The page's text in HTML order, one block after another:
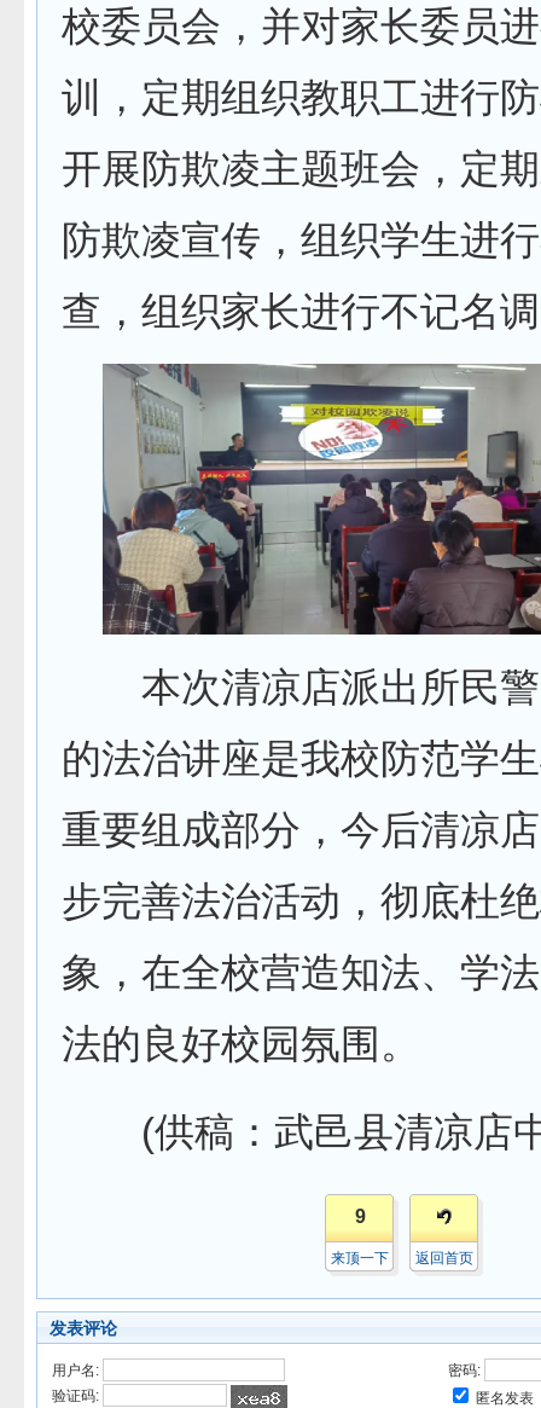
校委员会，并对家长委员
训，定期组织教职工进行
开展防欺凌主题班会，定
防欺凌宣传，组织学生进
查，组织家长进行不记名
本次清凉店派出所民警
的法治讲座是我校防范学
重要组成部分，今后清凉
步完善法治活动，彻底杜
象，在全校营造知法、学
法的良好校园氛围。
(供稿：武邑县清凉店
9
来顶一下 返回首页
发表评论
用户名:
密码:
验证码:
匿名发表